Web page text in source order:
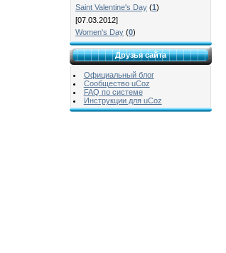
Saint Valentine's Day (1)
[07.03.2012]
Women's Day (0)
Друзья сайта
Официальный блог
Сообщество uCoz
FAQ по системе
Инструкции для uCoz